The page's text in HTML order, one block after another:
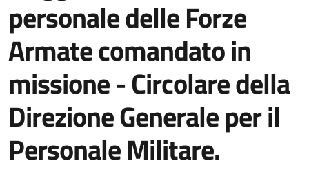
personale delle Forze
Armate comandato in
missione - Circolare della
Direzione Generale per il
Personale Militare.